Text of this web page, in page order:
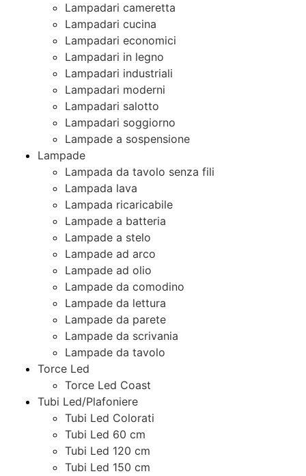
Lampadari cameretta
Lampadari cucina
Lampadari economici
Lampadari in legno
Lampadari industriali
Lampadari moderni
Lampadari salotto
Lampadari soggiorno
Lampade a sospensione
Lampade
Lampada da tavolo senza fili
Lampada lava
Lampada ricaricabile
Lampade a batteria
Lampade a stelo
Lampade ad arco
Lampade ad olio
Lampade da comodino
Lampade da lettura
Lampade da parete
Lampade da scrivania
Lampade da tavolo
Torce Led
Torce Led Coast
Tubi Led/Plafoniere
Tubi Led Colorati
Tubi Led 60 cm
Tubi Led 120 cm
Tubi Led 150 cm